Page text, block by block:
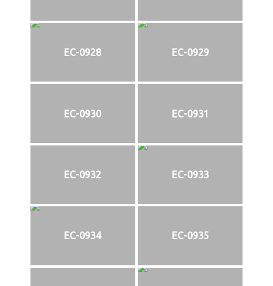
EC-0928 EC-0929
EC-0930 EC-0931
EC-0932 EC-0933
EC-0934 EC-0935